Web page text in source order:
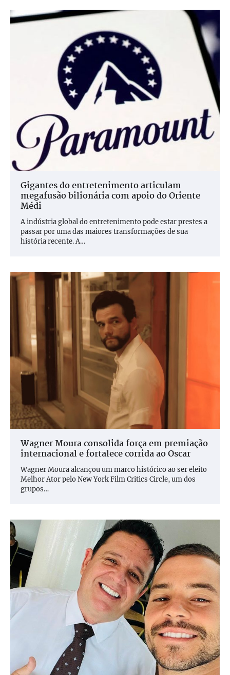
Gigantes do entretenimento articulam
megafusão bilionária com apoio do Oriente
Médi
A indústria global do entretenimento pode estar prestes a
passar por uma das maiores transformações de sua
história recente. A…
Wagner Moura consolida força em premiação
internacional e fortalece corrida ao Oscar
Wagner Moura alcançou um marco histórico ao ser eleito
Melhor Ator pelo New York Film Critics Circle, um dos
grupos…